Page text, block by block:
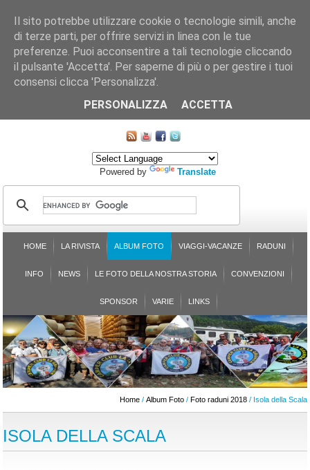
CHI SIAMO LE SEZIONI ASSICURGRANDA
ISCRIZIONE L'AVVOCATO RISPONDE SONDAGGI
Powered by Translate
HOME LA RIVISTA ALBUM FOTO VIAGGI-VACANZE RADUNI
INFO NEWS LE FOTO DELLA NOSTRA STORIA CONVENZIONI
SPONSOR VARIE LINKS
Home/ Album Foto/ Foto raduni 2018/ Isola della Scala
ISOLA DELLA SCALA
Il sito potrebbe utilizzare cookie o tecnologie simili, anche
di terze parti, per offrire servizi in linea con le tue
preferenze. Puoi acconsentire a tali tecnologie cliccando
il pulsante 'Accetta'. Per saperne di più o per gestire i tuoi
consensi clicca 'Personalizza'.
PERSONALIZZA
ACCETTA